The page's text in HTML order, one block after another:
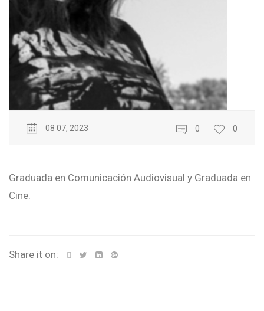
08 07, 2023 0 0
Graduada en Comunicación Audiovisual y Graduada en
Cine.
Share it on: